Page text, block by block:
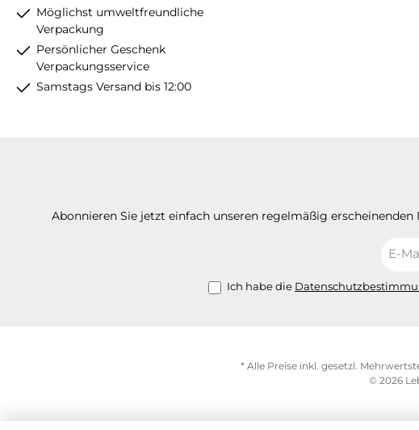
Möglichst umweltfreundliche
Verpackung
Persönlicher Geschenk
Verpackungsservice
Samstags Versand bis 12:00
Abonnieren Sie jetzt einfach unseren regelmäßig
Ich habe die
* Alle Preise inkl. gesetzl.
© 2026